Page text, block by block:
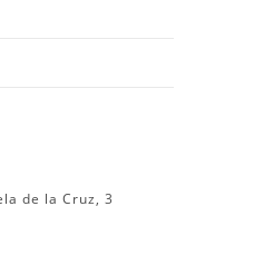
de la Cruz, 3